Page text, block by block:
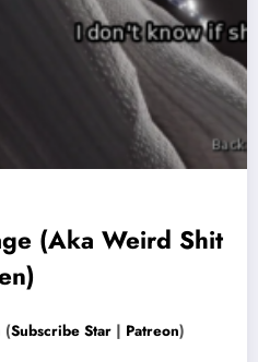
(Aka Weird Shit
(Subscribe Star | Patreon)